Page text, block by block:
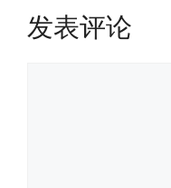
发表评论